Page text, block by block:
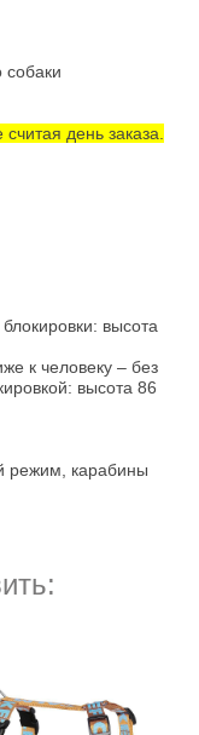
собаки
день заказа.
высота
к человеку – без
высота 86
режим, карабины